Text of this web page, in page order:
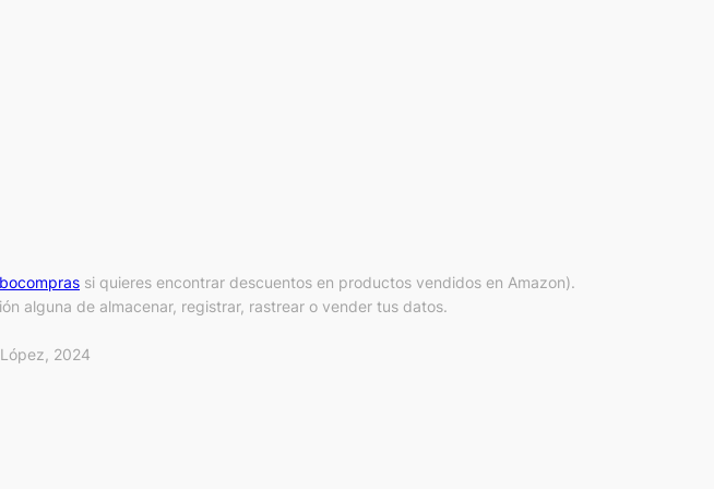
si quieres encontrar descuentos en productos vendidos en Amazon).
alguna de almacenar, registrar, rastrear o vender tus datos.
2024